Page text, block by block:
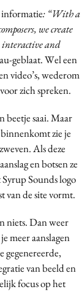
informatie: “With a
we create
and
geblaat. Wel een
video’s, wederom
zich spreken.
beetje saai. Maar
zie je
Als deze
en botsen ze
Sounds logo
van de site vormt.
niets. Dan weer
meer aanslagen
gegenereerde,
van beeld en
focus op het